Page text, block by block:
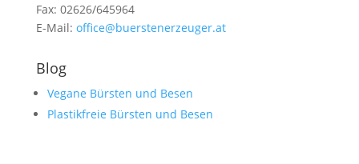
Fax: 02626/645964
E-Mail: office@buerstenerzeuger.at
Blog
Vegane Bürsten und Besen
Plastikfreie Bürsten und Besen